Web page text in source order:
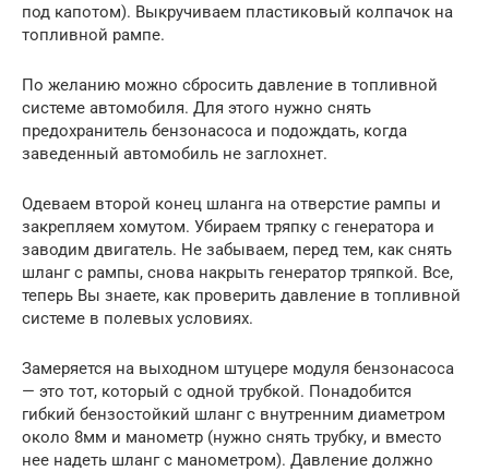
под капотом). Выкручиваем пластиковый колпачок на
топливной рампе.
По желанию можно сбросить давление в топливной
системе автомобиля. Для этого нужно снять
предохранитель бензонасоса и подождать, когда
заведенный автомобиль не заглохнет.
Одеваем второй конец шланга на отверстие рампы и
закрепляем хомутом. Убираем тряпку с генератора и
заводим двигатель. Не забываем, перед тем, как снять
шланг с рампы, снова накрыть генератор тряпкой. Все,
теперь Вы знаете, как проверить давление в топливной
системе в полевых условиях.
Замеряется на выходном штуцере модуля бензонасоса
— это тот, который с одной трубкой. Понадобится
гибкий бензостойкий шланг с внутренним диаметром
около 8мм и манометр (нужно снять трубку, и вместо
нее надеть шланг с манометром). Давление должно